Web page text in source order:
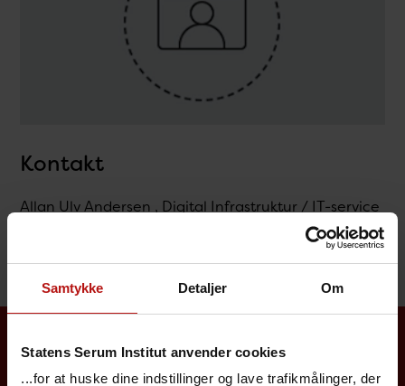
Samtykke Detaljer Om
Statens Serum Institut anvender cookies
...for at huske dine indstillinger og lave trafikmålinger, der
Kontakt
Allan Ulv Andersen , Digital Infrastruktur / IT-service
Borgere